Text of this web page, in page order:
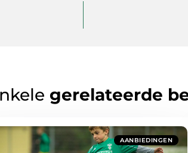
gerelateerde
AANBIEDINGEN